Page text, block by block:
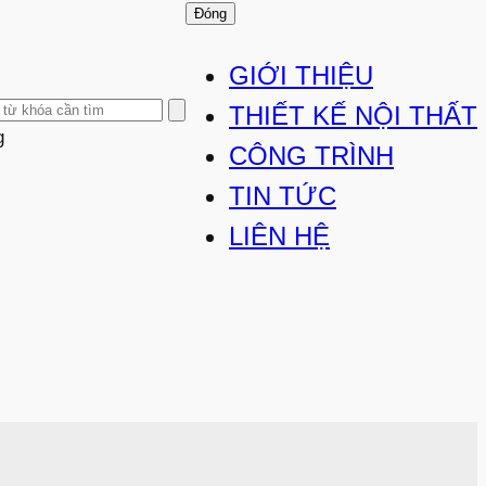
Đóng
GIỚI THIỆU
THIẾT KẾ NỘI THẤT
CÔNG TRÌNH
TIN TỨC
LIÊN HỆ